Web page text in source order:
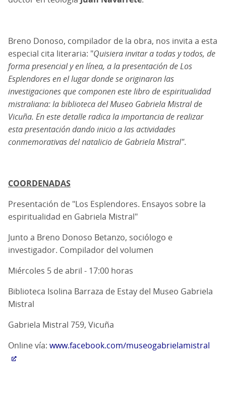
Breno Donoso, compilador de la obra, nos invita a esta
especial cita literaria: "Quisiera invitar a todas y todos, de
forma presencial y en línea, a la presentación de Los
Esplendores en el lugar donde se originaron las
investigaciones que componen este libro de espiritualidad
mistraliana: la biblioteca del Museo Gabriela Mistral de
Vicuña. En este detalle radica la importancia de realizar
esta presentación dando inicio a las actividades
conmemorativas del natalicio de Gabriela Mistral".
COORDENADAS
Presentación de "Los Esplendores. Ensayos sobre la
espiritualidad en Gabriela Mistral"
Junto a Breno Donoso Betanzo, sociólogo e
investigador. Compilador del volumen
Miércoles 5 de abril - 17:00 horas
Biblioteca Isolina Barraza de Estay del Museo Gabriela
Mistral
Gabriela Mistral 759, Vicuña
Online vía: www.facebook.com/museogabrielamistral